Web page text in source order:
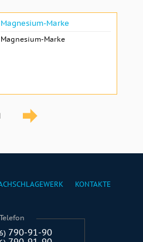
Magnesium-Marke
Magnesium-Marke
KONTAKTE
Telefon
790-91-90